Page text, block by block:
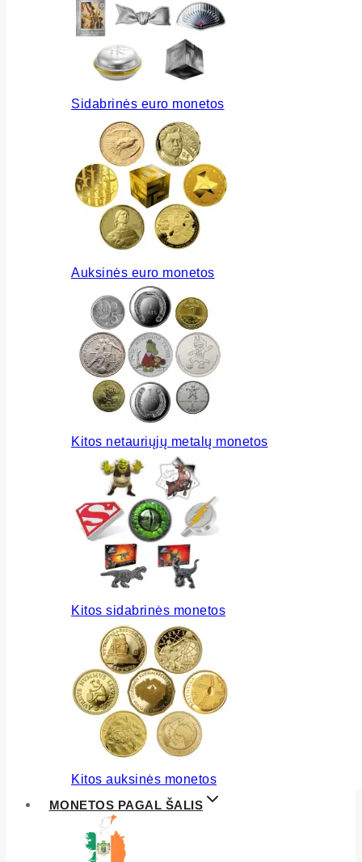
Sidabrinės euro monetos
Auksinės euro monetos
Kitos netauriųjų metalų monetos
Kitos sidabrinės monetos
Kitos auksinės monetos
MONETOS PAGAL ŠALIS